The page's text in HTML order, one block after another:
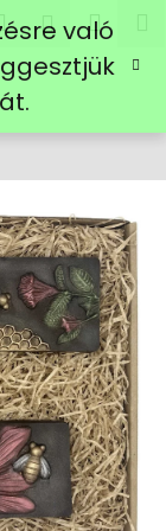
való
Keresés